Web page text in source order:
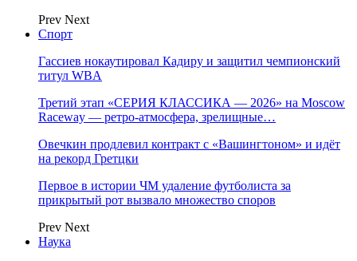
Prev Next
Спорт
Гассиев нокаутировал Кадиру и защитил чемпионский
титул WBA
Третий этап «СЕРИЯ КЛАССИКА — 2026» на Moscow
Raceway — ретро‑атмосфера, зрелищные…
Овечкин продлевил контракт с «Вашингтоном» и идёт
на рекорд Гретцки
Первое в истории ЧМ удаление футболиста за
прикрытый рот вызвало множество споров
Prev Next
Наука